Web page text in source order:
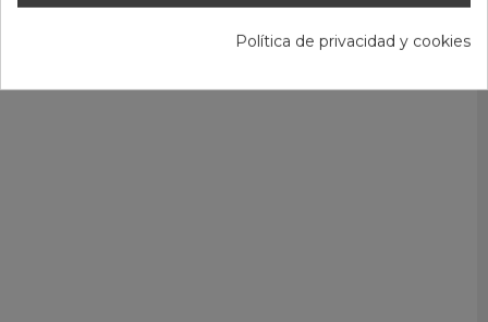
Política de privacidad y cookies